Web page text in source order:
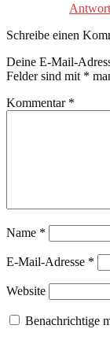
Schreibe einen
Deine E-Mail-
Felder sind mit *
Kommentar *
Name *
E-Mail-Adresse *
Website
Benachrichtige